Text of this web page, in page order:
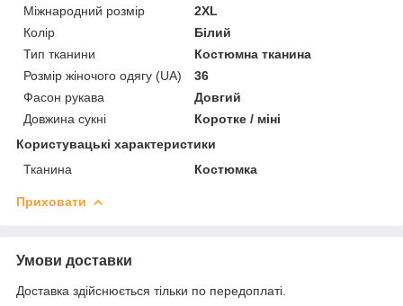
Міжнародний розмір
2XL
Колір
Білий
Тип тканини
Костюмна тканина
Розмір жіночого одягу (UA)
36
Фасон рукава
Довгий
Довжина сукні
Коротке / міні
Користувацькі характеристики
Тканина
Костюмка
Приховати
Умови доставки
Доставка здійснюється тільки по передоплаті.